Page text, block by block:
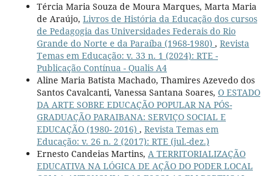
Tércia Maria Souza de Moura Marques, Marta Maria
de Araújo, Livros de História da Educação dos cursos
de Pedagogia das Universidades Federais do Rio
Grande do Norte e da Paraíba (1968-1980) , Revista
Temas em Educação: v. 33 n. 1 (2024): RTE -
Publicação Contínua - Qualis A4
Aline Maria Batista Machado, Thamires Azevedo dos
Santos Cavalcanti, Vanessa Santana Soares, O ESTADO
DA ARTE SOBRE EDUCAÇÃO POPULAR NA PÓS-
GRADUAÇÃO PARAIBANA: SERVIÇO SOCIAL E
EDUCAÇÃO (1980- 2016) , Revista Temas em
Educação: v. 26 n. 2 (2017): RTE (jul.-dez.)
Ernesto Candeias Martins, A TERRITORIALIZAÇÃO
EDUCATIVA NA LÓGICA DE AÇÃO DO PODER LOCAL